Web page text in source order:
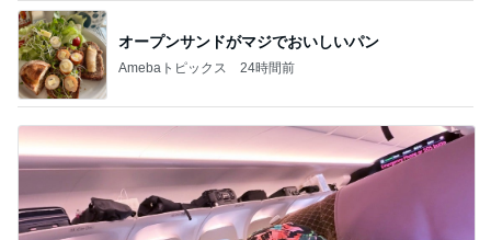
オープンサンドがマジでおいしいパン
Amebaトピックス 24時間前